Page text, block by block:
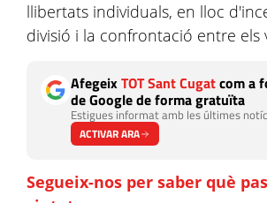
llibertats individuals, en lloc
divisió i la confrontació entre els
AfegeixTOT Sant Cugatcom a
de Google de forma gratuïta
Estigues informat amb les últimes
ACTIVAR ARA
Segueix-nos per saber què